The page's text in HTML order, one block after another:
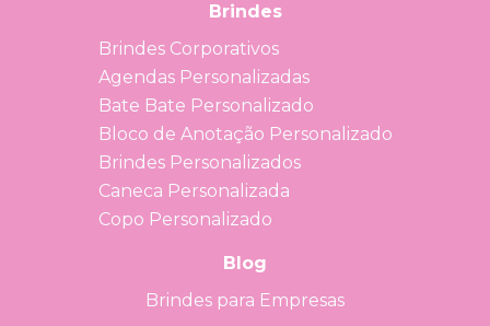
Brindes
Brindes Corporativos
Agendas Personalizadas
Bate Bate Personalizado
Bloco de Anotação Personalizado
Brindes Personalizados
Caneca Personalizada
Copo Personalizado
Blog
Brindes para Empresas